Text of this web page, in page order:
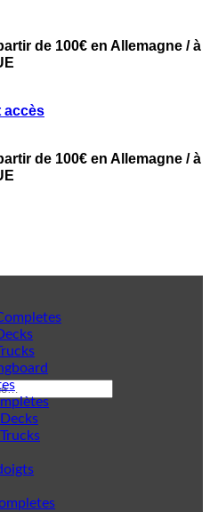
de 100€ en Allemagne / à
accès
de 100€ en Allemagne / à